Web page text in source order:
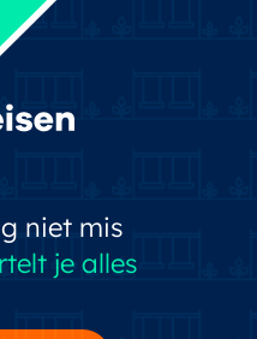
niet mis
je alles